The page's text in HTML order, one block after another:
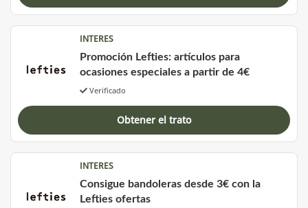
INTERES
Promoción Lefties: artículos para
ocasiones especiales a partir de 4€
Verificado
Obtener el trato
INTERES
Consigue bandoleras desde 3€ con la
Lefties ofertas